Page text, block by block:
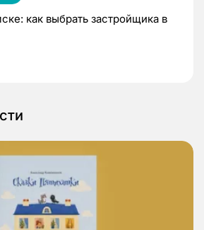
как выбрать застройщика в